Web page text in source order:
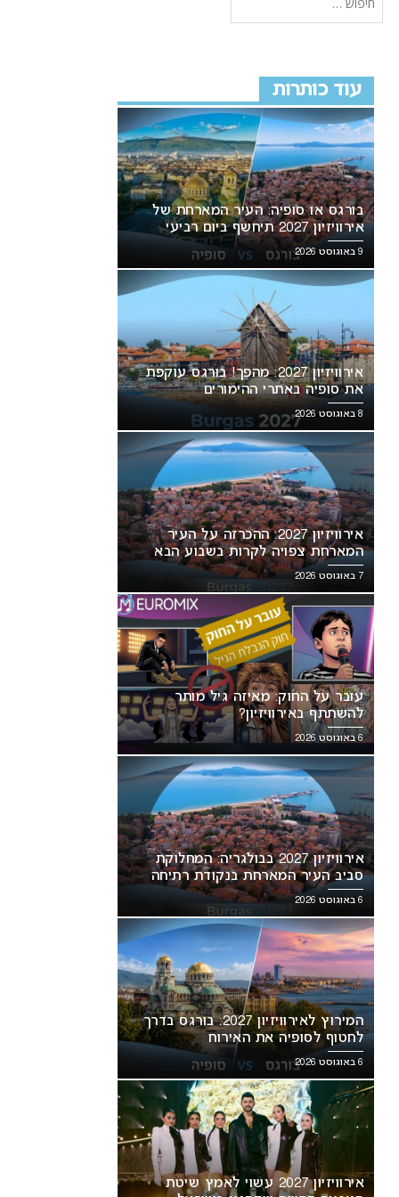
עוד כותרות
בורגס או סופיה: העיר המארחת של
אירוויזיון 2027 תיחשף ביום רביעי
9 באוגוסט 2026
אירוויזיון 2027: מהפך! בורגס עוקפת
את סופיה באתרי ההימורים
8 באוגוסט 2026
אירוויזיון 2027: ההכרזה על העיר
המארחת צפויה לקרות בשבוע הבא
7 באוגוסט 2026
עובר על החוק: מאיזה גיל מותר
להשתתף באירוויזיון?
6 באוגוסט 2026
אירוויזיון 2027 בבולגריה: המחלוקת
סביב העיר המארחת בנקודת רתיחה
6 באוגוסט 2026
המירוץ לאירוויזיון 2027: בורגס בדרך
לחטוף לסופיה את האירוח
6 באוגוסט 2026
אירוויזיון 2027 עשוי לאמץ שיטת